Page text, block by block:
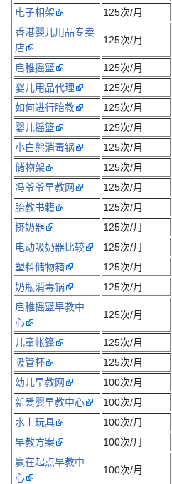
电子相架
125次/月
香港婴儿用品专卖
店
125次/月
启稚摇篮 125次/月
婴儿用品代理
125次/月
如何进行胎教
125次/月
婴儿摇篮
125次/月
小白熊消毒锅
125次/月
储物架
125次/月
冯爷爷早教网
125次/月
胎教书籍
125次/月
挤奶器
125次/月
电动吸奶器比较
125次/月
塑料储物箱
125次/月
奶瓶消毒锅
125次/月
启稚摇篮早教中
心
125次/月
儿童帐篷 125次/月
吸管杯
125次/月
幼儿早教网
100次/月
新爱婴早教中心
100次/月
水上玩具
100次/月
早教方案
100次/月
赢在起点早教中
心
100次/月